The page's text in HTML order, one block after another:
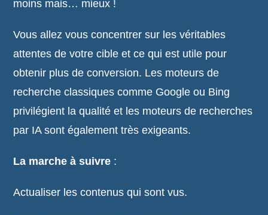
moins mais… mieux !
Vous allez vous concentrer sur les véritables
attentes de votre cible et ce qui est utile pour
obtenir plus de conversion. Les moteurs de
recherche classiques comme Google ou Bing
privilégient la qualité et les moteurs de recherches
par IA sont également très exigeants.
La marche à suivre :
Actualiser les contenus qui sont vus.